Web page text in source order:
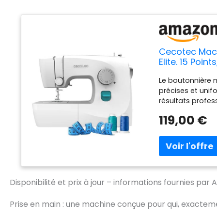
Cecotec
Elite. 15
Le boutonnière
précises et
résultats
vos
selon le type
Équipée de 6
Son design à
poignets et
organisée et
119,00 €
Disponibilité et prix à jour – informations fournies par
Prise en main : une machine conçue pour qui,